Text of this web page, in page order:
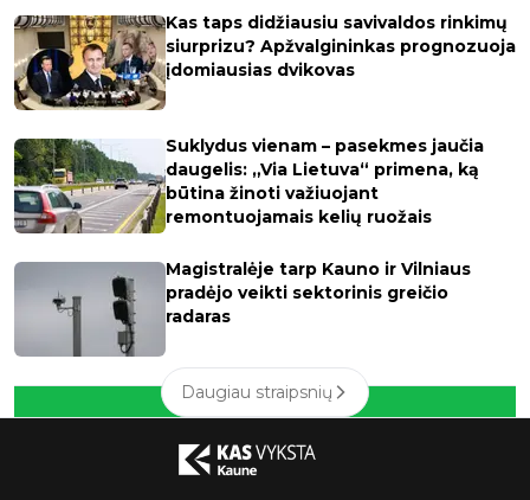
Kas taps didžiausiu savivaldos rinkimų
siurprizu? Apžvalgininkas prognozuoja
įdomiausias dvikovas
Suklydus vienam – pasekmes jaučia
daugelis: „Via Lietuva“ primena, ką
būtina žinoti važiuojant
remontuojamais kelių ruožais
Magistralėje tarp Kauno ir Vilniaus
pradėjo veikti sektorinis greičio
radaras
Daugiau straipsnių